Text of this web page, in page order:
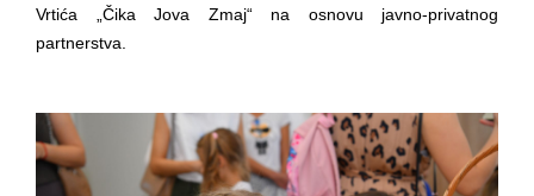
Vrtića „Čika Jova Zmaj“ na osnovu javno-privatnog
partnerstva.